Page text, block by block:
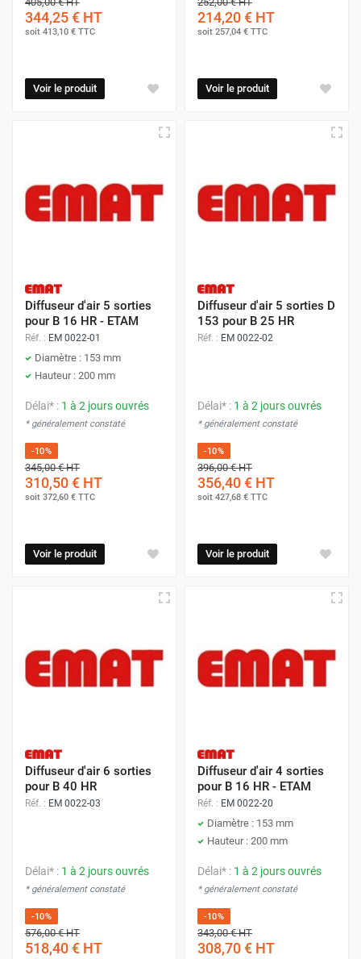
344,25 € HT
soit 413,10 € TTC
Voir le produit
214,20 € HT
soit 257,04 € TTC
Voir le produit
Diffuseur d'air 5 sorties
pour B 16 HR - ETAM
Réf. : EM 0022-01
Diamètre : 153 mm
Hauteur : 200 mm
Délai* : 1 à 2 jours ouvrés
* généralement constaté
-10%
345,00 €HT
310,50 € HT
soit 372,60 € TTC
Voir le produit
Diffuseur d'air 5 sorties D
153 pour B 25 HR
Réf. : EM 0022-02
Délai* : 1 à 2 jours ouvrés
* généralement constaté
-10%
396,00 €HT
356,40 € HT
soit 427,68 € TTC
Voir le produit
Diffuseur d'air 6 sorties
pour B 40 HR
Réf. : EM 0022-03
Délai* : 1 à 2 jours ouvrés
* généralement constaté
-10%
576,00 €HT
518,40 € HT
Diffuseur d'air 4 sorties
pour B 16 HR - ETAM
Réf. : EM 0022-20
Diamètre : 153 mm
Hauteur : 200 mm
Délai* : 1 à 2 jours ouvrés
* généralement constaté
-10%
343,00 €HT
308,70 € HT